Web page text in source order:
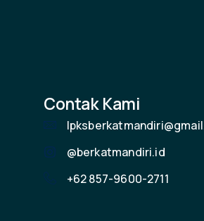
Contak Kami
@berkatmandiri.id
+62 857-9600-2711